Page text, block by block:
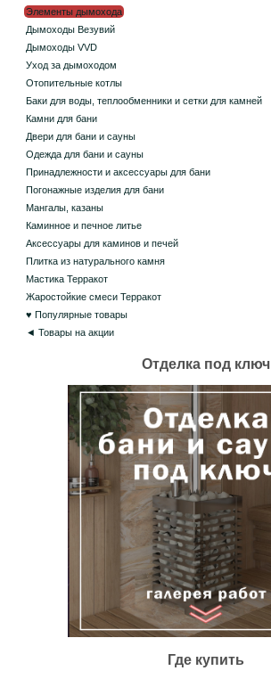
Элементы дымохода
Дымоходы Везувий
Дымоходы VVD
Уход за дымоходом
Отопительные котлы
Баки для воды, теплообменники и сетки для камней
Камни для бани
Двери для бани и сауны
Одежда для бани и сауны
Принадлежности и аксессуары для бани
Погонажные изделия для бани
Мангалы, казаны
Каминное и печное литье
Аксессуары для каминов и печей
Плитка из натурального камня
Мастика Терракот
Жаростойкие смеси Терракот
♥ Популярные товары
◄ Товары на акции
Отделка под ключ
Где купить